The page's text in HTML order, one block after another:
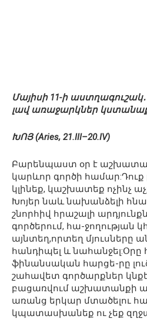
Մայիսի 11-ի
լավ առաջարկներ
ԽՈՅ (Aries, 21.III–20.IV)
Բարենպաստ օր է
կարևոր գործի
կլինեք, կաշխատեք ոչինչ
Խոյեր նաև նախանձելի
շնորհիվ հրաշալի
գործերում, հա-ջողության
այնտեղ,որտեղ մյուսները
հանդիպել և նահանջել:Օրը
ֆինանսական հարցե-րը
շահավետ գործարքներ
բացառվում աշխատանքի
առանց երկար մտածելու
կպատասխանեք ու չեք